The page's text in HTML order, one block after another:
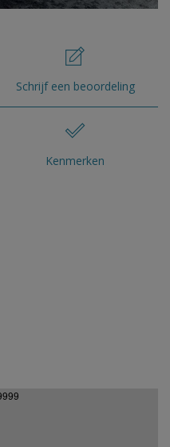
Schrijf een beoordeling
Kenmerken